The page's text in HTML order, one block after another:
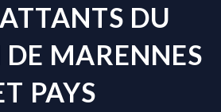
DU
MARENNES
PAYS